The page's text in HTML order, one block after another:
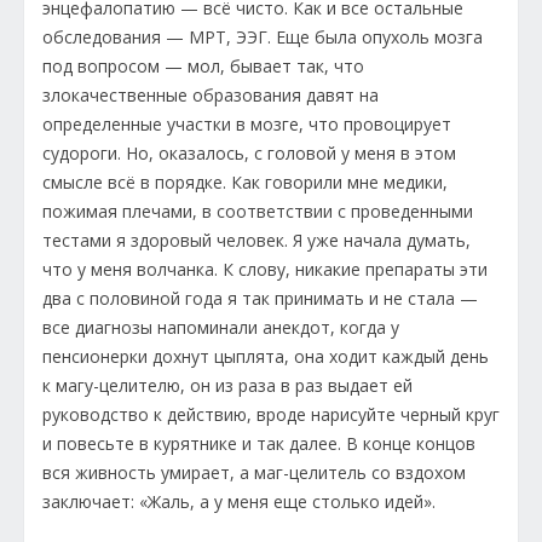
энцефалопатию — всё чисто. Как и все остальные
обследования — МРТ, ЭЭГ. Еще была опухоль мозга
под вопросом — мол, бывает так, что
злокачественные образования давят на
определенные участки в мозге, что провоцирует
судороги. Но, оказалось, с головой у меня в этом
смысле всё в порядке. Как говорили мне медики,
пожимая плечами, в соответствии с проведенными
тестами я здоровый человек. Я уже начала думать,
что у меня волчанка. К слову, никакие препараты эти
два с половиной года я так принимать и не стала —
все диагнозы напоминали анекдот, когда у
пенсионерки дохнут цыплята, она ходит каждый день
к магу-целителю, он из раза в раз выдает ей
руководство к действию, вроде нарисуйте черный круг
и повесьте в курятнике и так далее. В конце концов
вся живность умирает, а маг-целитель со вздохом
заключает: «Жаль, а у меня еще столько идей».